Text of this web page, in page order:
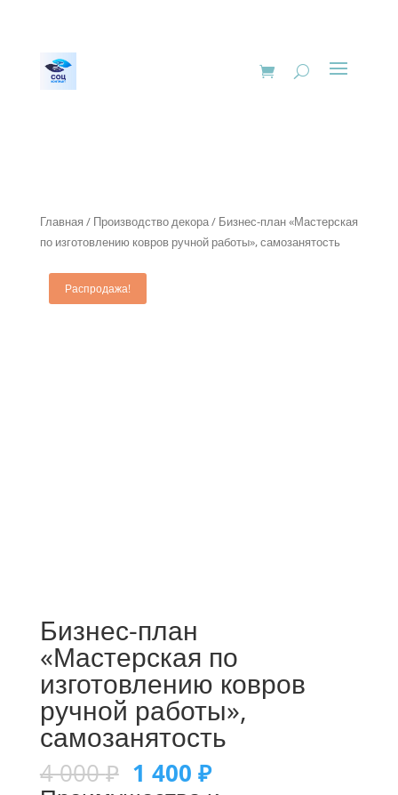
Главная / Производство декора/ Бизнес-план «Мастерская
по изготовлению ковров ручной работы», самозанятость
Распродажа!
Бизнес-план
«Мастерская по
изготовлению ковров
ручной работы»,
самозанятость
4 000₽ 1 400 ₽